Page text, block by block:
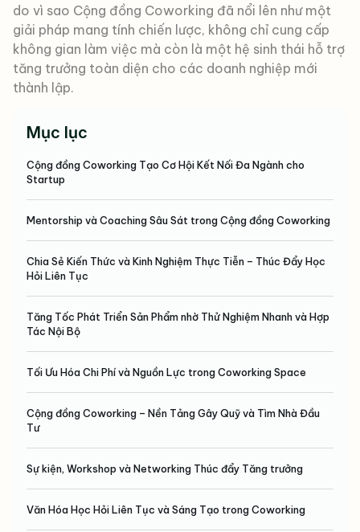
do vì sao Cộng đồng Coworking đã nổi lên như một
giải pháp mang tính chiến lược, không chỉ cung cấp
không gian làm việc mà còn là một hệ sinh thái hỗ trợ
tăng trưởng toàn diện cho các doanh nghiệp mới
thành lập.
Mục lục
Cộng đồng Coworking Tạo Cơ Hội Kết Nối Đa Ngành cho
Startup
Mentorship và Coaching Sâu Sát trong Cộng đồng Coworking
Chia Sẻ Kiến Thức và Kinh Nghiệm Thực Tiễn – Thúc Đẩy Học
Hỏi Liên Tục
Tăng Tốc Phát Triển Sản Phẩm nhờ Thử Nghiệm Nhanh và Hợp
Tác Nội Bộ
Tối Ưu Hóa Chi Phí và Nguồn Lực trong Coworking Space
Cộng đồng Coworking – Nền Tảng Gây Quỹ và Tìm Nhà Đầu
Tư
Sự kiện, Workshop và Networking Thúc đẩy Tăng trưởng
Văn Hóa Học Hỏi Liên Tục và Sáng Tạo trong Coworking